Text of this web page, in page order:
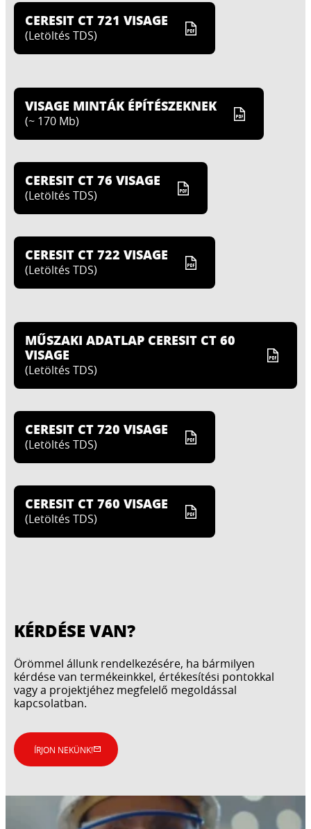
CERESIT CT 721 VISAGE
(Letöltés TDS)
VISAGE MINTÁK ÉPÍTÉSZEKNEK
(~ 170 Mb)
CERESIT CT 76 VISAGE
(Letöltés TDS)
CERESIT CT 722 VISAGE
(Letöltés TDS)
MŰSZAKI ADATLAP CERESIT CT 60
VISAGE
(Letöltés TDS)
CERESIT CT 720 VISAGE
(Letöltés TDS)
CERESIT CT 760 VISAGE
(Letöltés TDS)
KÉRDÉSE VAN?
Örömmel állunk rendelkezésére, ha bármilyen
kérdése van termékeinkkel, értékesítési pontokkal
vagy a projektjéhez megfelelő megoldással
kapcsolatban.
ÍRJON NEKÜNK!